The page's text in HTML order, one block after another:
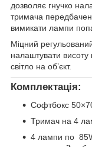
дозволяє гнучко
тримача
вимикати лампи
Міцний
налаштувати висоту
світло на об’єкт.
Комплектація:
Софтбокс
Тримач на 4
4 лампи по